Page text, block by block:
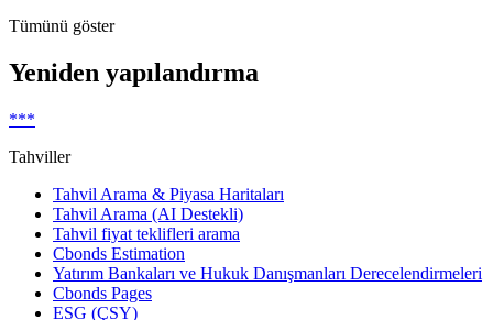
Tümünü göster
Yeniden yapılandırma
***
Tahviller
Tahvil Arama & Piyasa Haritaları
Tahvil Arama (AI Destekli)
Tahvil fiyat teklifleri arama
Cbonds Estimation
Yatırım Bankaları ve Hukuk Danışmanları Derecelendirmeleri
Cbonds Pages
ESG (ÇSY)